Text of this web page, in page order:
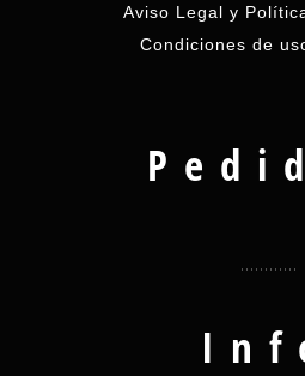
Aviso Legal y
Condiciones de